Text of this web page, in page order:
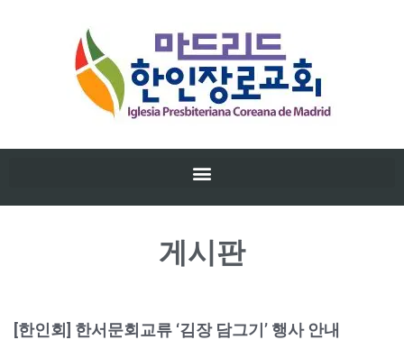
게시판
[한인회] 한서문회교류 ‘김장 담그기’ 행사 안내